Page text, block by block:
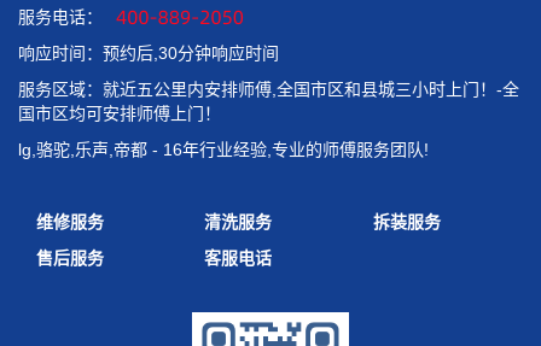
服务电话：
响应时间：预约后,30分钟响应时间
服务区域：就近五公里内安排师傅,全国市区和县城三小时上门！-全
国市区均可安排师傅上门！
lg,骆驼,乐声,帝都 - 16年行业经验,专业的师傅服务团队!
维修服务 清洗服务
拆装服务
售后服务
客服电话